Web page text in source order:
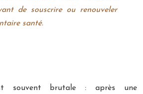
de souscrire ou renouveler
santé.
souvent brutale : après une